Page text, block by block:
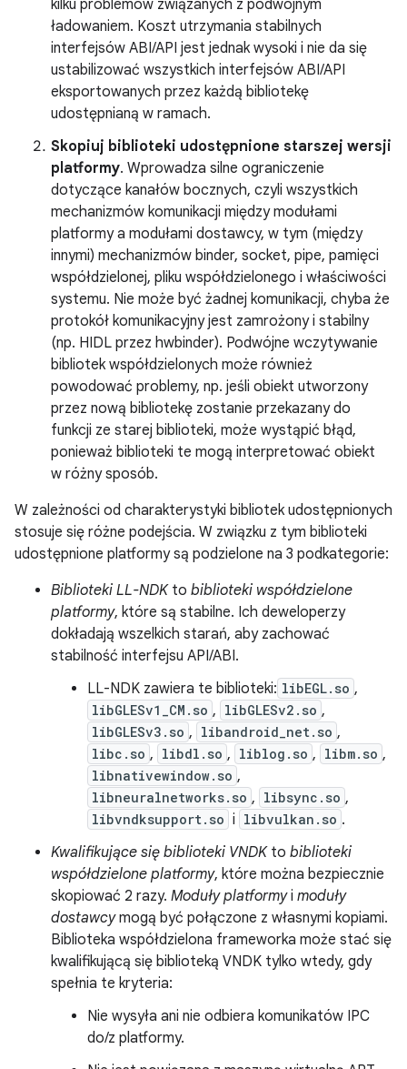
kilku problemów związanych z podwójnym
ładowaniem. Koszt utrzymania stabilnych
interfejsów ABI/API jest jednak wysoki i nie da się
ustabilizować wszystkich interfejsów ABI/API
eksportowanych przez każdą bibliotekę
udostępnianą w ramach.
Skopiuj biblioteki udostępnione starszej wersji
platformy. Wprowadza silne ograniczenie
dotyczące kanałów bocznych, czyli wszystkich
mechanizmów komunikacji między modułami
platformy a modułami dostawcy, w tym (między
innymi) mechanizmów binder, socket, pipe, pamięci
współdzielonej, pliku współdzielonego i właściwości
systemu. Nie może być żadnej komunikacji, chyba że
protokół komunikacyjny jest zamrożony i stabilny
(np. HIDL przez hwbinder). Podwójne wczytywanie
bibliotek współdzielonych może również
powodować problemy, np. jeśli obiekt utworzony
przez nową bibliotekę zostanie przekazany do
funkcji ze starej biblioteki, może wystąpić błąd,
ponieważ biblioteki te mogą interpretować obiekt
w różny sposób.
W zależności od charakterystyki bibliotek udostępnionych
stosuje się różne podejścia. W związku z tym biblioteki
udostępnione platformy są podzielone na 3 podkategorie:
Biblioteki LL-NDKto biblioteki współdzielone
platformy, które są stabilne. Ich deweloperzy
dokładają wszelkich starań, aby zachować
stabilność interfejsu API/ABI.
LL-NDK zawiera te biblioteki: libEGL.so ,
libGLESv1_CM.so , libGLESv2.so ,
libGLESv3.so , libandroid_net.so ,
libc.so , libdl.so , liblog.so , libm.so ,
libnativewindow.so ,
libneuralnetworks.so , libsync.so ,
libvndksupport.so i libvulkan.so .
Kwalifikujące się biblioteki VNDKto biblioteki
współdzielone platformy, które można bezpiecznie
skopiować 2 razy. Moduły platformyi moduły
dostawcymogą być połączone z własnymi kopiami.
Biblioteka współdzielona frameworka może stać się
kwalifikującą się biblioteką VNDK tylko wtedy, gdy
spełnia te kryteria:
Nie wysyła ani nie odbiera komunikatów IPC
do/z platformy.